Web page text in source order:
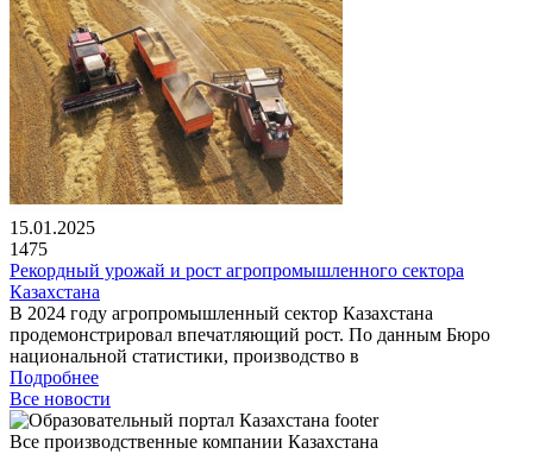
15.01.2025
1475
Рекордный урожай и рост агропромышленного сектора
Казахстана
В 2024 году агропромышленный сектор Казахстана
продемонстрировал впечатляющий рост. По данным Бюро
национальной статистики, производство в
Подробнее
Все новости
Все производственные компании Казахстана